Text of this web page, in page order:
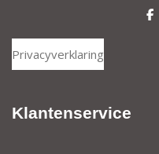
D
Privacyverklaring
Klantenservice